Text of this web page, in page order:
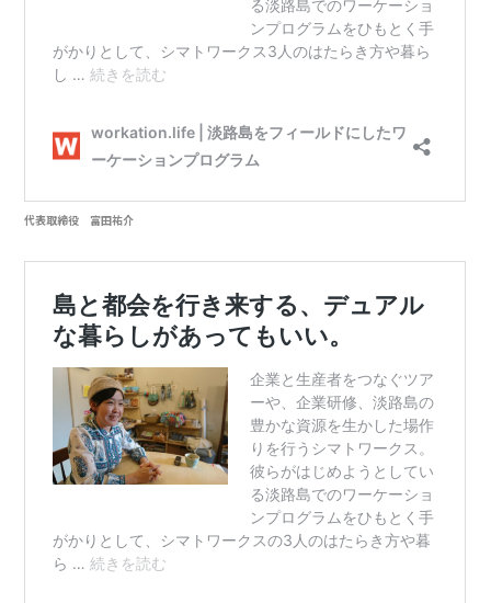
代表取締役 富田祐介